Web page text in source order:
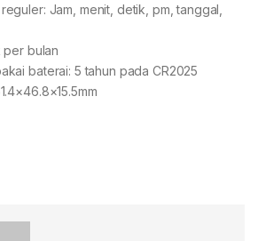
Jam, menit, detik, pm, tanggal,
per bulan
baterai: 5 tahun pada CR2025